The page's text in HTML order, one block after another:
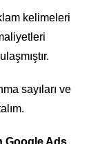
kelimeleri
sayıları ve
Google Ads